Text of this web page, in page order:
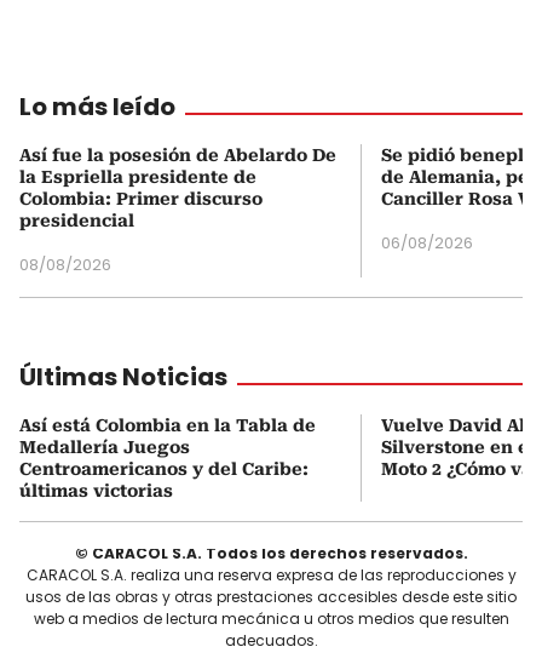
Lo más leído
Así fue la posesión de Abelardo De
la Espriella presidente de
Colombia: Primer discurso
presidencial
08/08/2026
Se pidió
de Alemania,
Canciller Rosa
06/08/2026
Últimas Noticias
Así está Colombia en la Tabla de
Medallería Juegos
Centroamericanos y del Caribe:
últimas victorias
Vuelve David
Silverstone en el
Moto 2 ¿Cómo
© CARACOL S.A. Todos los derechos reservados.
CARACOL S.A. realiza una reserva expresa de las reproducciones y
usos de las obras y otras prestaciones accesibles desde este sitio
web a medios de lectura mecánica u otros medios que resulten
adecuados.